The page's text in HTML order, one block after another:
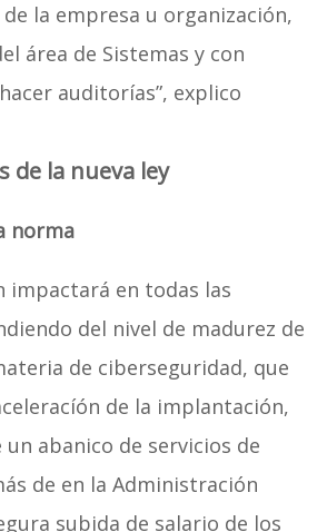
la empresa u organización,
área de Sistemas y con
auditorías”, explico
de la nueva ley
norma
impactará en todas las
del nivel de madurez de
de ciberseguridad, que
de la implantación,
abanico de servicios de
de en la Administración
subida de salario de los